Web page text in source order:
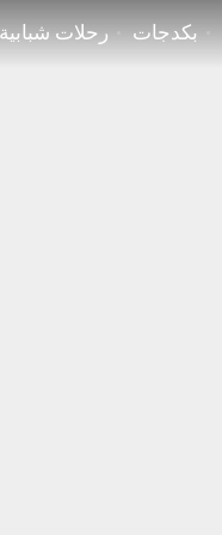
بكدجات رحلات شبابية